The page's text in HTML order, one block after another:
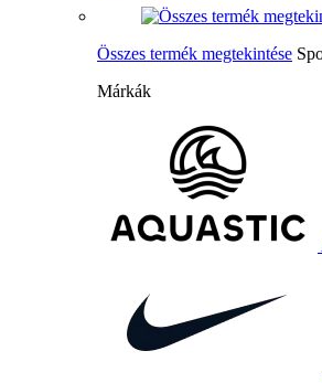
Összes termék megtekintése
Márkák